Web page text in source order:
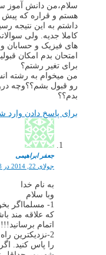
سلام،من دانش آموز
هستم و قراره که پیش
داشتم به این نتیجه
کاملا جدیه. ولی
های فیزیک و حسابان
امتحان بدم امکان
برای تغیر رشتم؟
رو قبول بشم؟؟وچه
بدم؟؟
برای پاسخ دادن وارد
جعفر ابراهیمی
جولای 22, 2014 در 11:18
به نام خدا
وبا سلام
1- مسلمااگر
که علاقه مند
اتمام برسانید!!!
2-نزدیکترین
را پاس کنید.